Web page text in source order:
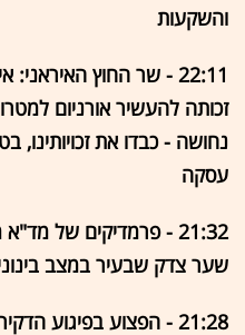
והשקעות
22:11 - שר החוץ
זכותה להעשיר אורניום
נחושה - כבדו את זכויותינו,
עסקה
21:32 - פרמדיקים של
שער צדק שבעיר במצב
21:28 - הפצוע בפיגוע